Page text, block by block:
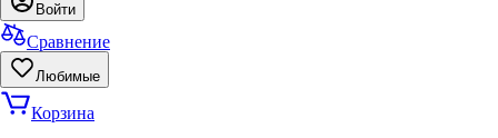
Войти
Сравнение
Любимые
Корзина